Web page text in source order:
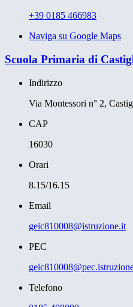
+39 0185 466983
Naviga su Google Maps
Scuola Primaria di
Indirizzo
Via Montessori n° 2,
CAP
16030
Orari
8.15/16.15
Email
geic810008@istruzione.it
PEC
Telefono